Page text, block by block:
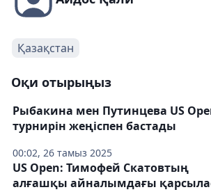
Қазақстан
Оқи отырыңыз
00:02, 26 тамыз 2025
Рыбакина мен Путинцева US
турнирін жеңіспен бастады
US Open: Тимофей Скатовтың
алғашқы айналымдағы